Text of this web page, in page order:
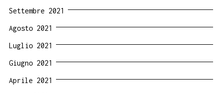
Settembre 2021
Agosto 2021
Luglio 2021
Giugno 2021
Aprile 2021